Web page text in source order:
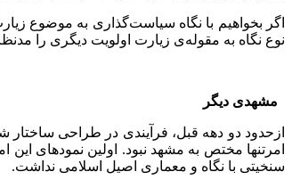
اگر بخواهیم با نگاه سیاست‌گذاری به موضوع
نوع نگاه به مقوله‌ی زیارت اولویت ‌دیگری را
مشهدی دیگر
ازحدود دو دهه قبل، فرآیندی در طراحی
امرتنها مختص به مشهد نبود. اولین نمودهای
سنخیتی با نگاه و معماری اصیل اسلامی نداشت.